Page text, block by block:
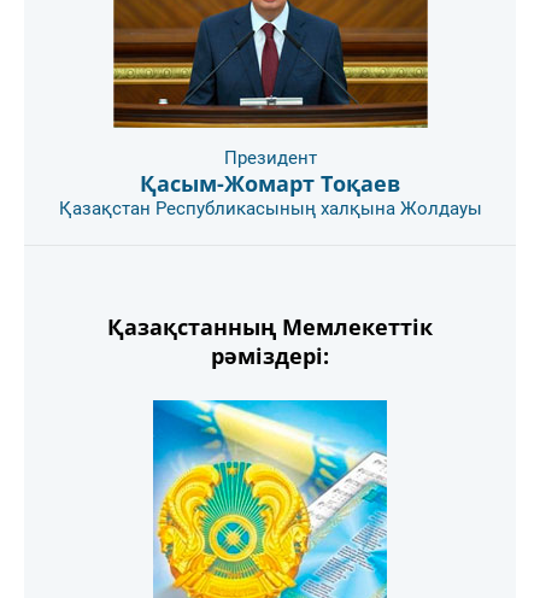
Президент
Қасым-Жомарт Тоқаев
Қазақстан Республикасының халқына Жолдауы
Қазақстанның Мемлекеттік
рәміздері: